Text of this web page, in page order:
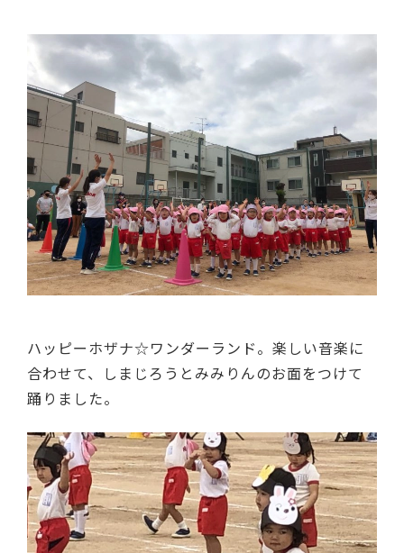
ハッピーホザナ☆ワンダーランド。楽しい音楽に
合わせて、しまじろうとみみりんのお面をつけて
踊りました。